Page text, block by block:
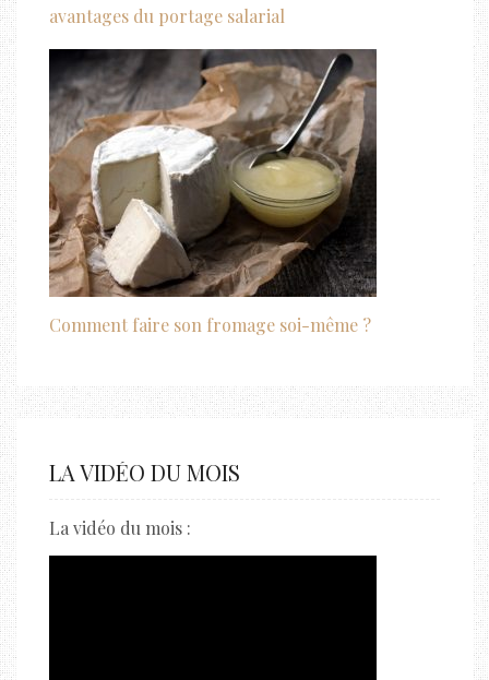
avantages du portage salarial
Comment faire son fromage soi-même ?
LA VIDÉO DU MOIS
La vidéo du mois :